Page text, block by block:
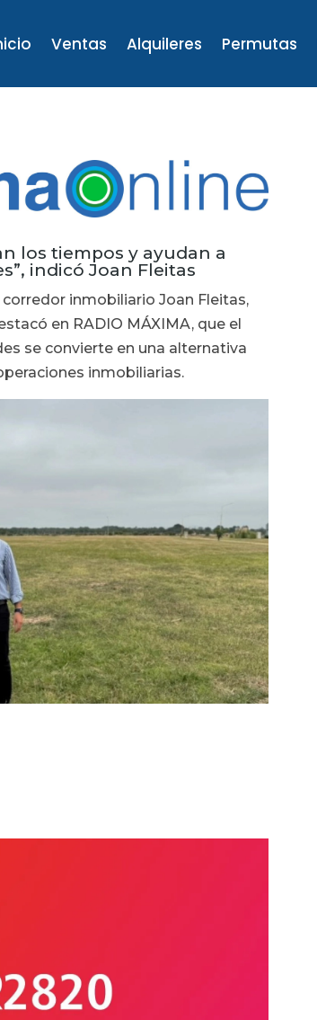
Ventas Alquileres Permutas
los tiempos y ayudan a
indicó Joan Fleitas
corredor inmobiliario Joan Fleitas,
en RADIO MÁXIMA, que el
se convierte en una alternativa
inmobiliarias.